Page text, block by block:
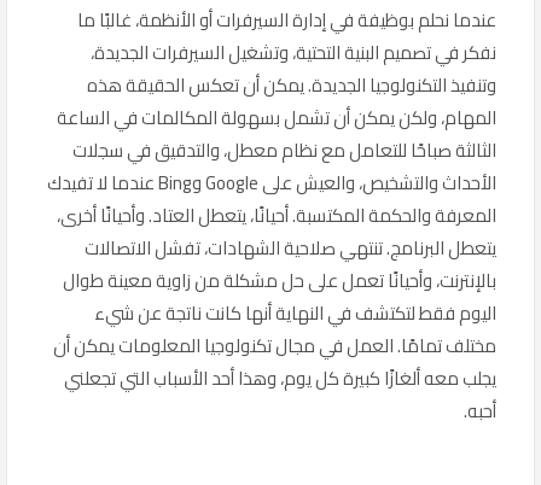
عندما نحلم بوظيفة في إدارة السيرفرات أو الأنظمة، غالبًا ما
نفكر في تصميم البنية التحتية، وتشغيل السيرفرات الجديدة،
وتنفيذ التكنولوجيا الجديدة. يمكن أن تعكس الحقيقة هذه
المهام، ولكن يمكن أن تشمل بسهولة المكالمات في الساعة
الثالثة صباحًا للتعامل مع نظام معطل، والتدقيق في سجلات
الأحداث والتشخيص، والعيش على Google وBing عندما لا تفيدك
المعرفة والحكمة المكتسبة. أحيانًا، يتعطل العتاد. وأحيانًا أخرى،
يتعطل البرنامج. تنتهي صلاحية الشهادات، تفشل الاتصالات
بالإنترنت، وأحيانًا تعمل على حل مشكلة من زاوية معينة طوال
اليوم فقط لتكتشف في النهاية أنها كانت ناتجة عن شيء
مختلف تمامًا. العمل في مجال تكنولوجيا المعلومات يمكن أن
يجلب معه ألغازًا كبيرة كل يوم، وهذا أحد الأسباب التي تجعلني
أحبه.